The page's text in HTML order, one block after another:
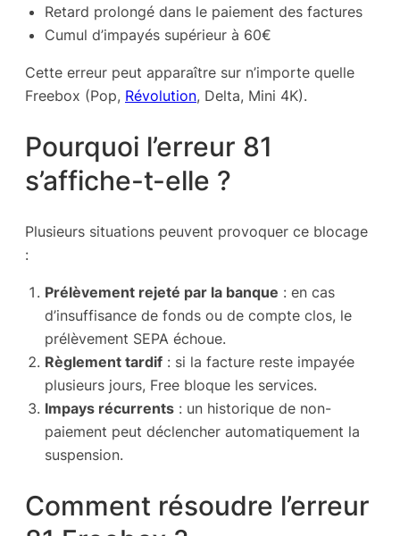
Retard prolongé dans le paiement des factures
Cumul d’impayés supérieur à 60€
Cette erreur peut apparaître sur n’importe quelle
Freebox (Pop, Révolution, Delta, Mini 4K).
Pourquoi l’erreur 81
s’affiche-t-elle ?
Plusieurs situations peuvent provoquer ce blocage
:
Prélèvement rejeté par la banque : en cas
d’insuffisance de fonds ou de compte clos, le
prélèvement SEPA échoue.
Règlement tardif : si la facture reste impayée
plusieurs jours, Free bloque les services.
Impays récurrents : un historique de non-
paiement peut déclencher automatiquement la
suspension.
Comment résoudre l’erreur